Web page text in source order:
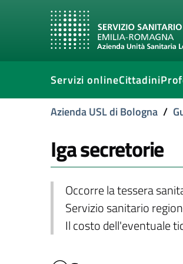
Servizi onlineCittadini
Azienda USL di Bologna /
Iga secretorie
Occorre la tessera
Servizio sanitario
Il costo dell'eventuale